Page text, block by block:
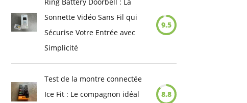
Sonnette Vidéo Sans Fil qui
Sécurise Votre Entrée avec
Simplicité
9.5
Test de la montre connectée
Ice Fit : Le compagnon idéal
8.8